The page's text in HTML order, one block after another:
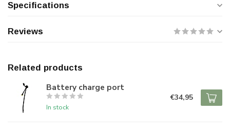
Specifications
Reviews
Related products
Battery charge port
In stock
€34,95